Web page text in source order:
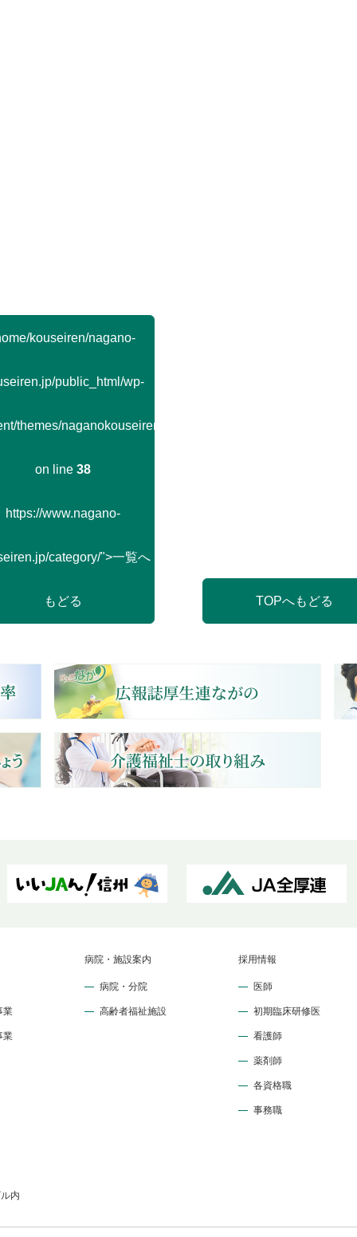
kouseiren/nagano-
public_html/wp-
themes/naganokouseiren/single.php
on line 38
https://www.nagano-
category/">一覧へ
もどる TOPへもどる
業
業
病院・施設案内
病院・分院
高齢者福祉施設
採用情報
医師
初期臨床研修医
看護師
薬剤師
各資格職
事務職
内